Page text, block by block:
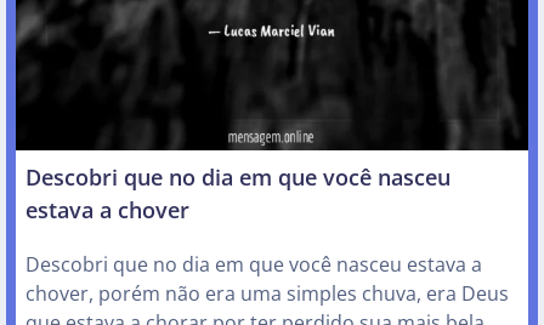
Descobri que no dia em que você nasceu
estava a chover
Descobri que no dia em que você nasceu estava a
chover, porém não era uma simples chuva, era Deus